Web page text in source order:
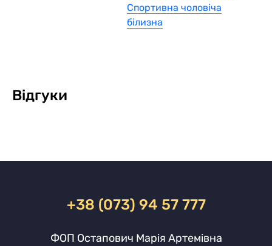
Спортивна чоловіча
білизна
Відгуки
+38 (073) 94 57 777
ФОП Остапович Марія Артемівна